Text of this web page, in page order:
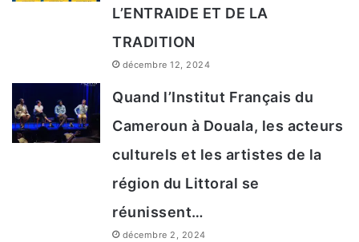
Cellule des hommes. Crédit photo : Senegal
L’ENTRAIDE ET DE LA
TRADITION
décembre 12, 2024
Quand l’Institut Français du
Cameroun à Douala, les acteurs
culturels et les artistes de la
région du Littoral se
réunissent…
décembre 2, 2024